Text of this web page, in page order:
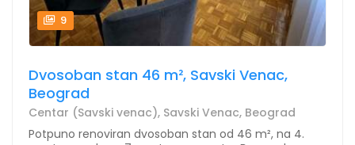
9
Dvosoban stan 46 m², Savski Venac,
Beograd
Centar (Savski venac), Savski Venac, Beograd
Potpuno renoviran dvosoban stan od 46 m², na 4.